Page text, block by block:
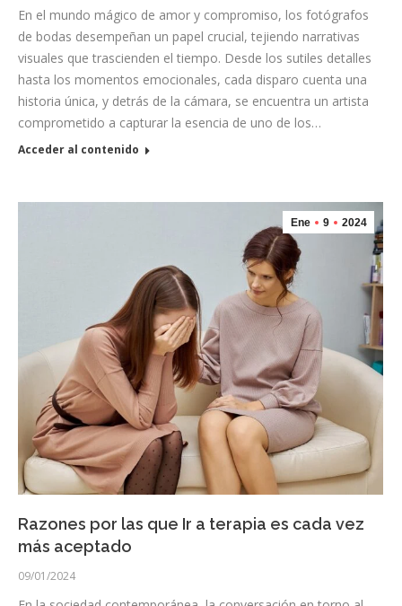
En el mundo mágico de amor y compromiso, los fotógrafos
de bodas desempeñan un papel crucial, tejiendo narrativas
visuales que trascienden el tiempo. Desde los sutiles detalles
hasta los momentos emocionales, cada disparo cuenta una
historia única, y detrás de la cámara, se encuentra un artista
comprometido a capturar la esencia de uno de los…
Acceder al contenido
Ene 9 2024
Razones por las que Ir a terapia es cada vez
más aceptado
09/01/2024